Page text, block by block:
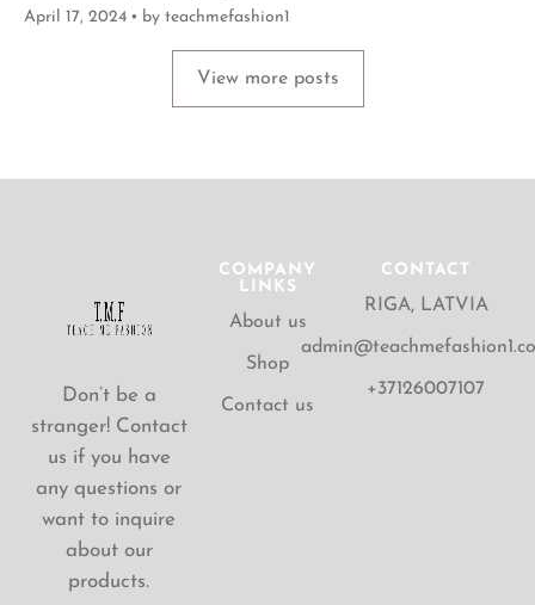
April 17, 2024 by teachmefashion1
View more posts
Don’t be a
stranger! Contact
us if you have
any questions or
want to inquire
about our
products.
COMPANY
LINKS
About us
Shop
Contact us
CONTACT
RIGA, LATVIA
+37126007107